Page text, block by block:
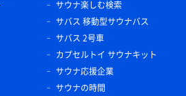
サウナ楽しむ検索
サバス 移動型サウナバス
サバス 2号車
カプセルトイ サウナキット
サウナ応援企業
サウナの時間